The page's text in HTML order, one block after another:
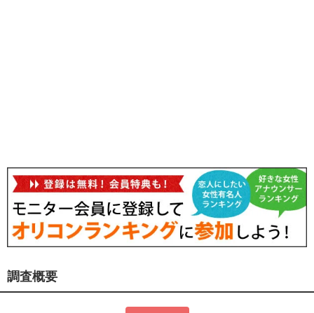
調査概要